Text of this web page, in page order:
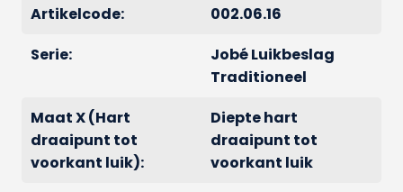
Artikelcode:
002.06.16
Serie:
Jobé Luikbeslag
Traditioneel
Maat X (Hart
draaipunt tot
voorkant luik):
Diepte hart
draaipunt tot
voorkant luik